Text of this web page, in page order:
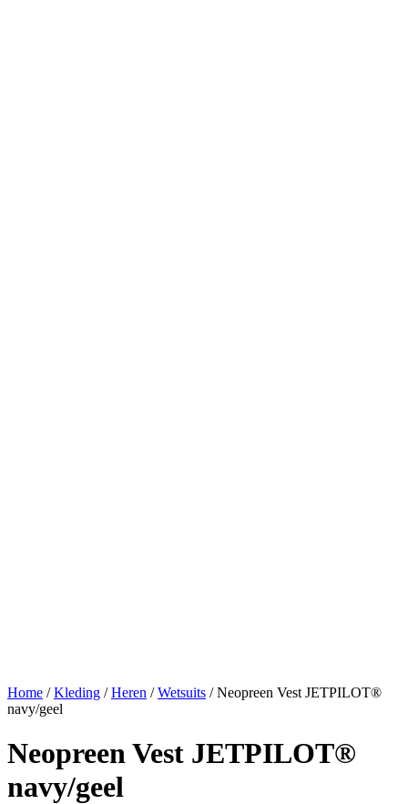
Home /Kleding /Heren /Wetsuits / Neopreen Vest JETPILOT®
navy/geel
Neopreen Vest JETPILOT®
navy/geel